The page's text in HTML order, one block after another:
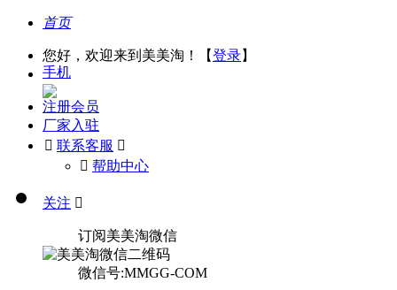
首页
您好，欢迎来到美美淘！【登录】
手机
注册会员
厂家入驻
 联系客服 
󰅃 帮助中心
关注 
订阅美美淘微信
微信号:MMGG-COM